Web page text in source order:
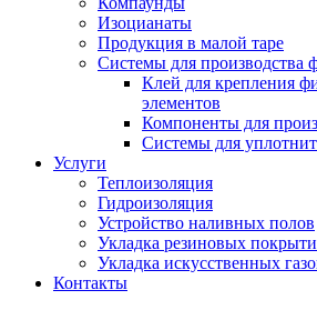
Изоцианаты
Продукция в малой таре
Системы для производства
Клей для крепления
элементов
Компоненты для
Системы для
Услуги
Теплоизоляция
Гидроизоляция
Устройство наливных полов
Укладка резиновых
Укладка искусственных
Контакты